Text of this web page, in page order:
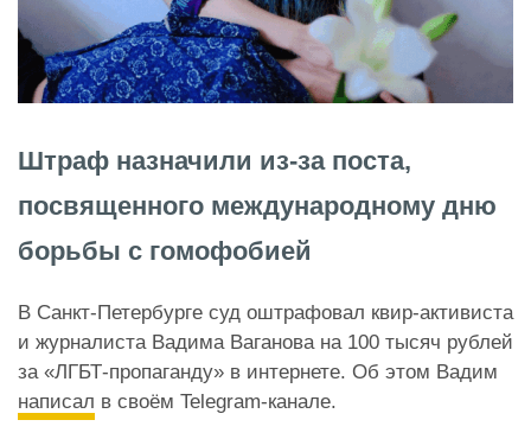
Штраф назначили из-за поста,
посвященного международному дню
борьбы с гомофобией
В Санкт-Петербурге суд оштрафовал квир-активиста
и журналиста Вадима Ваганова на 100 тысяч рублей
за «ЛГБТ-пропаганду» в интернете. Об этом Вадим
написал в своём Telegram-канале.